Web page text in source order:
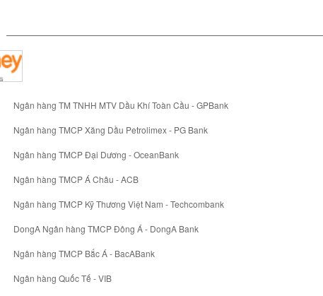
Ngân hàng TM TNHH MTV Dầu Khí Toàn Cầu - GPBank
Ngân hàng TMCP Xăng Dầu Petrolimex - PG Bank
Ngân hàng TMCP Đại Dương - OceanBank
Ngân hàng TMCP Á Châu - ACB
Ngân hàng TMCP Kỹ Thương Việt Nam - Techcombank
DongA Ngân hàng TMCP Đông Á - DongA Bank
Ngân hàng TMCP Bắc Á - BacABank
Ngân hàng Quốc Tế - VIB